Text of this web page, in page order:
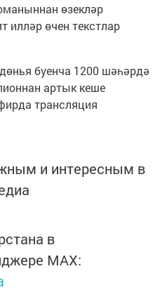
өзекләр
илләр өчен текстлар
буенча 1200 шәһәрдә
артык кеше
трансляция
и интересным в
в
MАХ: